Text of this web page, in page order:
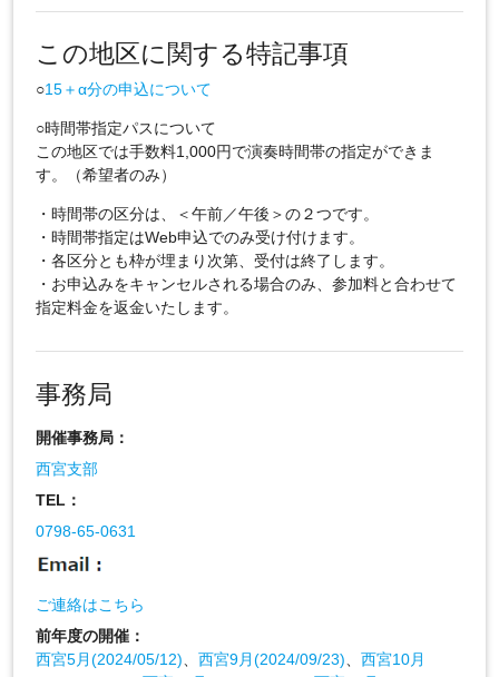
この地区に関する特記事項
○15＋α分の申込について
○時間帯指定パスについて
この地区では手数料1,000円で演奏時間帯の指定ができま
す。（希望者のみ）
・時間帯の区分は、＜午前／午後＞の２つです。
・時間帯指定はWeb申込でのみ受け付けます。
・各区分とも枠が埋まり次第、受付は終了します。
・お申込みをキャンセルされる場合のみ、参加料と合わせて
指定料金を返金いたします。
事務局
開催事務局：
西宮支部
TEL：
0798-65-0631
ご連絡はこちら
前年度の開催：
西宮5月(2024/05/12)
西宮9月(2024/09/23)
西宮10月